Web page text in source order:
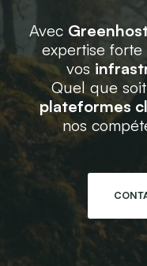
Avec
expertise
vos
Quel que
plateformes
nos